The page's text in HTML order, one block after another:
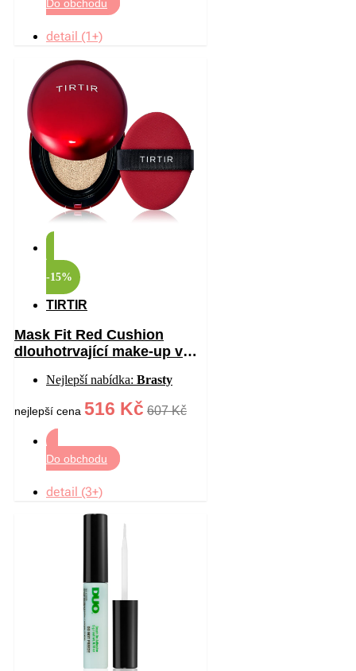
Do obchodu
detail (1+)
-15%
TIRTIR
Mask Fit Red Cushion
dlouhotrvající make-up v
ochranou odstín 17W
French Vanilla 18 g
Nejlepší nabídka: Brasty
nejlepší cena 516 Kč 607 Kč
Do obchodu
detail (3+)